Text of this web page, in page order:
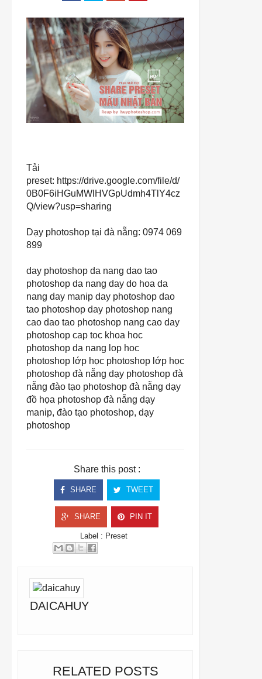
Tải
preset: https://drive.google.com/file/d/
0B0F6iHGuMWlHVGpUdmh4TlY4cz
Q/view?usp=sharing
Dạy photoshop tại đà nẵng: 0974 069
899
day photoshop da nang dao tao
photoshop da nang day do hoa da
nang day manip day photoshop dao
tao photoshop day photoshop nang
cao dao tao photoshop nang cao day
photoshop cap toc khoa hoc
photoshop da nang lop hoc
photoshop lớp học photoshop lớp học
photoshop đà nẵng dạy photoshop đà
nẵng đào tạo photoshop đà nẵng dạy
đồ họa photoshop đà nẵng dạy
manip, đào tạo photoshop, dạy
photoshop
Share this post :
SHARE TWEET
SHARE PIN IT
Label : Preset
DAICAHUY
RELATED POSTS